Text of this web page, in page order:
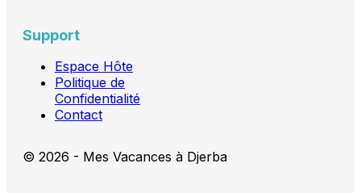
Support
Espace Hôte
Politique de
Confidentialité
Contact
© 2026 - Mes Vacances à Djerba